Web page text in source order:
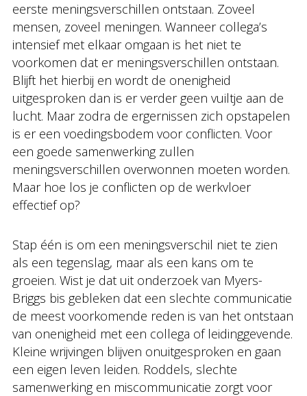
eerste meningsverschillen ontstaan. Zoveel
mensen, zoveel meningen. Wanneer collega’s
intensief met elkaar omgaan is het niet te
voorkomen dat er meningsverschillen ontstaan.
Blijft het hierbij en wordt de onenigheid
uitgesproken dan is er verder geen vuiltje aan de
lucht. Maar zodra de ergernissen zich opstapelen
is er een voedingsbodem voor conflicten. Voor
een goede samenwerking zullen
meningsverschillen overwonnen moeten worden.
Maar hoe los je conflicten op de werkvloer
effectief op?
Stap één is om een meningsverschil niet te zien
als een tegenslag, maar als een kans om te
groeien. Wist je dat uit onderzoek van Myers-
Briggs bis gebleken dat een slechte communicatie
de meest voorkomende reden is van het ontstaan
van onenigheid met een collega of leidinggevende.
Kleine wrijvingen blijven onuitgesproken en gaan
een eigen leven leiden. Roddels, slechte
samenwerking en miscommunicatie zorgt voor